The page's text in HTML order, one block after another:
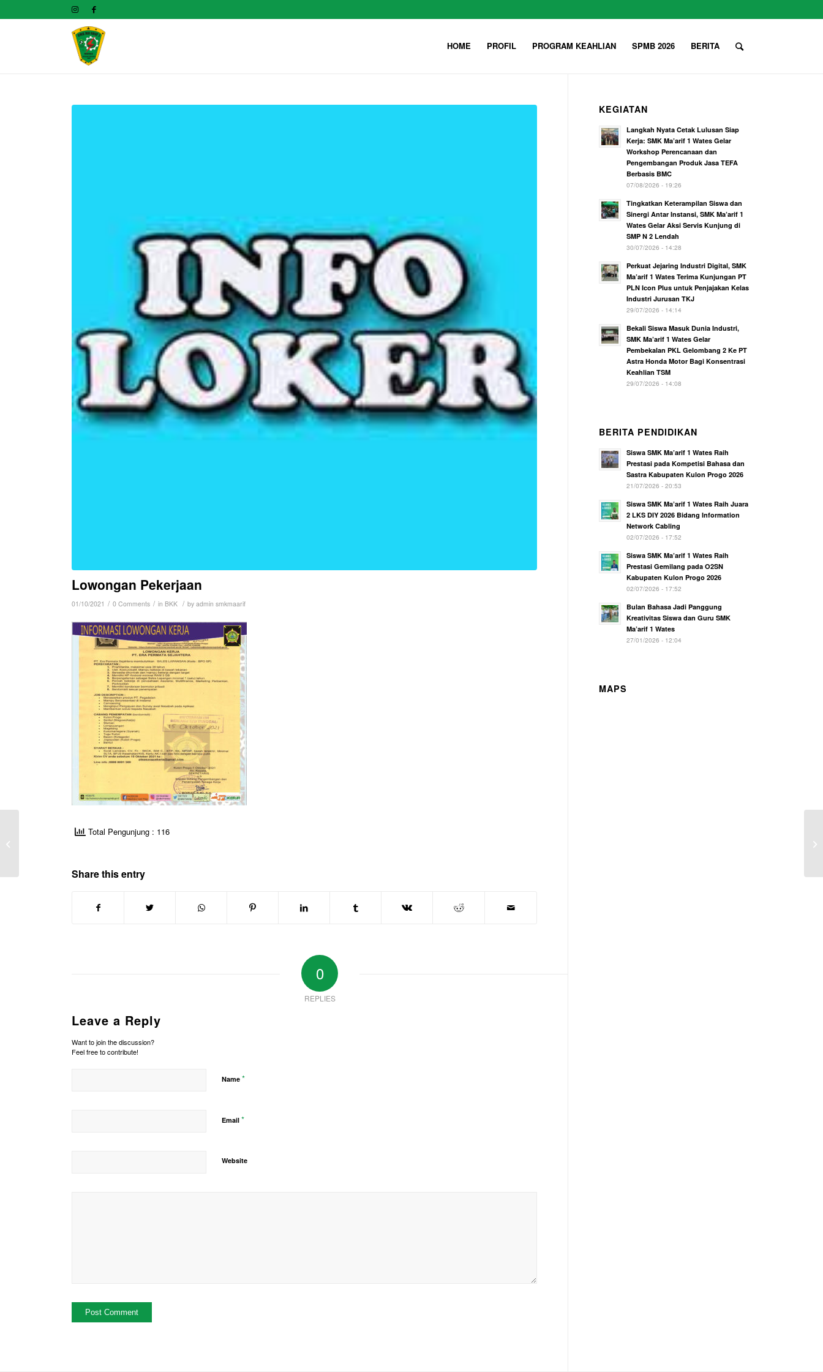
HOME PROFIL PROGRAM KEAHLIAN SPMB 2026 BERITA
Lowongan Pekerjaan
01/10/2021 / 0 Comments / in BKK / by admin smkmaarif
Total Pengunjung : 116
Share this entry
0
REPLIES
Leave a Reply
Want to join the discussion?
Feel free to contribute!
Name *
Email *
Website
KEGIATAN
Langkah Nyata Cetak Lulusan Siap
Kerja: SMK Ma’arif 1 Wates Gelar
Workshop Perencanaan dan
Pengembangan Produk Jasa TEFA
Berbasis BMC
07/08/2026 - 19:26
Tingkatkan Keterampilan Siswa dan
Sinergi Antar Instansi, SMK Ma’arif 1
Wates Gelar Aksi Servis Kunjung di
SMP N 2 Lendah
30/07/2026 - 14:28
Perkuat Jejaring Industri Digital, SMK
Ma’arif 1 Wates Terima Kunjungan PT
PLN Icon Plus untuk Penjajakan Kelas
Industri Jurusan TKJ
29/07/2026 - 14:14
Bekali Siswa Masuk Dunia Industri,
SMK Ma’arif 1 Wates Gelar
Pembekalan PKL Gelombang 2 Ke PT
Astra Honda Motor Bagi Konsentrasi
Keahlian TSM
29/07/2026 - 14:08
BERITA PENDIDIKAN
Siswa SMK Ma’arif 1 Wates Raih
Prestasi pada Kompetisi Bahasa dan
Sastra Kabupaten Kulon Progo 2026
21/07/2026 - 20:53
Siswa SMK Ma’arif 1 Wates Raih Juara
2 LKS DIY 2026 Bidang Information
Network Cabling
02/07/2026 - 17:52
Siswa SMK Ma’arif 1 Wates Raih
Prestasi Gemilang pada O2SN
Kabupaten Kulon Progo 2026
02/07/2026 - 17:52
Bulan Bahasa Jadi Panggung
Kreativitas Siswa dan Guru SMK
Ma’arif 1 Wates
27/01/2026 - 12:04
MAPS
Lowongan CV Bhumi